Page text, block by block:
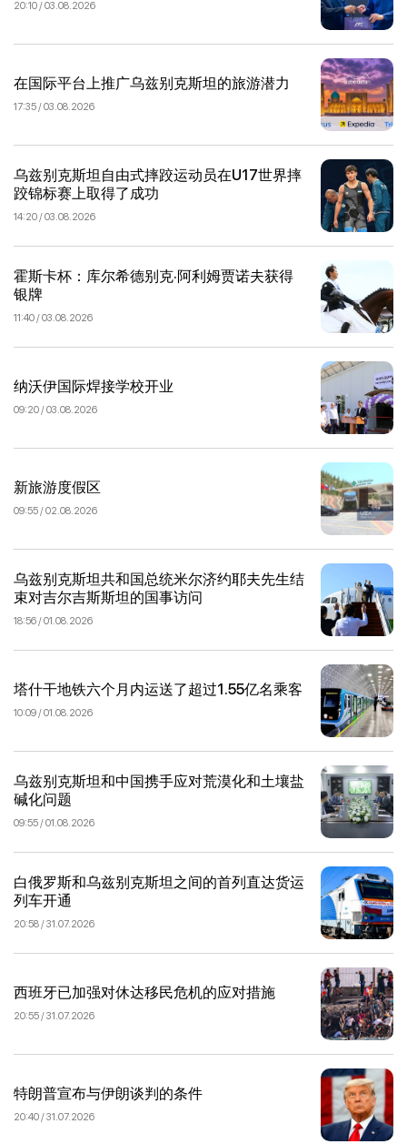
20:10 / 03.08.2026
在国际平台上推广乌兹别克斯坦的旅游潜力
17:35 / 03.08.2026
乌兹别克斯坦自由式摔跤运动员在U17世界摔
跤锦标赛上取得了成功
14:20 / 03.08.2026
霍斯卡杯：库尔希德别克·阿利姆贾诺夫获得
银牌
11:40 / 03.08.2026
纳沃伊国际焊接学校开业
09:20 / 03.08.2026
新旅游度假区
09:55 / 02.08.2026
乌兹别克斯坦共和国总统米尔济约耶夫先生结
束对吉尔吉斯斯坦的国事访问
18:56 / 01.08.2026
塔什干地铁六个月内运送了超过1.55亿名乘客
10:09 / 01.08.2026
乌兹别克斯坦和中国携手应对荒漠化和土壤盐
碱化问题
09:55 / 01.08.2026
白俄罗斯和乌兹别克斯坦之间的首列直达货运
列车开通
20:58 / 31.07.2026
西班牙已加强对休达移民危机的应对措施
20:55 / 31.07.2026
特朗普宣布与伊朗谈判的条件
20:40 / 31.07.2026